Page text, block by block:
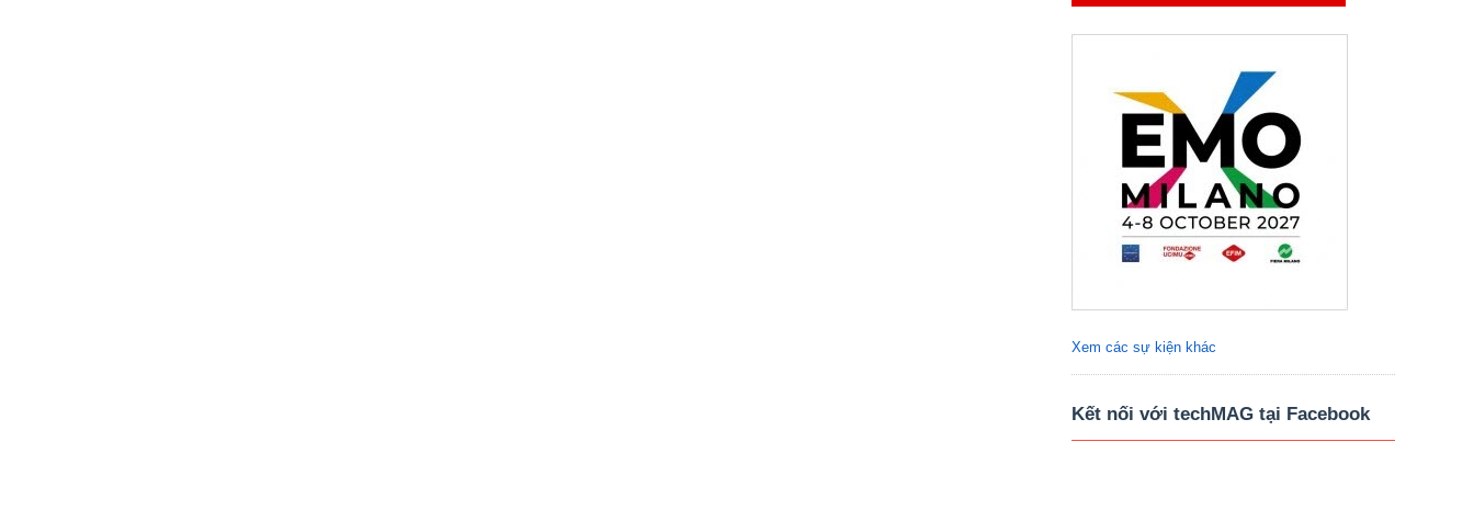
Xem các sự kiện khác
Kết nối với techMAG tại Facebook